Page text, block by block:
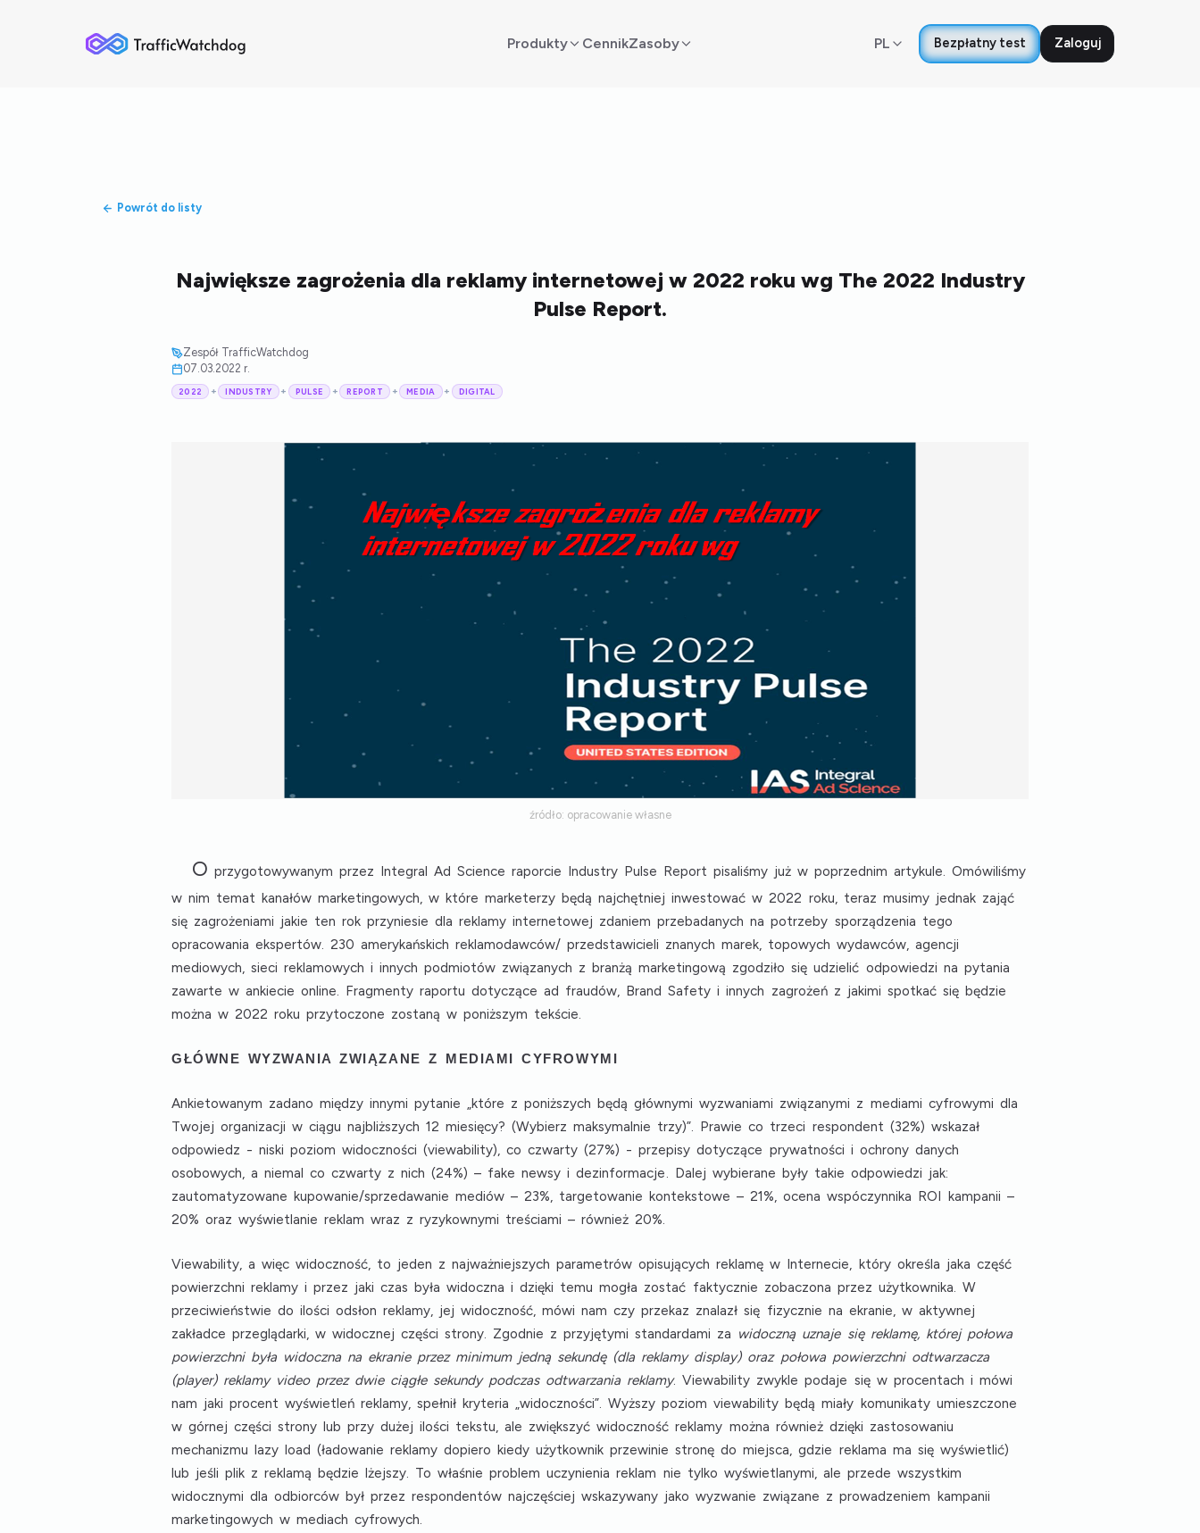
Produkty CennikZasoby PL Bezpłatny test Zaloguj
Powrót do listy
Największe zagrożenia dla reklamy internetowej w 2022 roku wg The 2022 Industry
Pulse Report.
Zespół TrafficWatchdog
07.03.2022 r.
2022 + INDUSTRY + PULSE + REPORT + MEDIA + DIGITAL
źródło: opracowanie własne
O przygotowywanym przez Integral Ad Science raporcie Industry Pulse Report pisaliśmy już w poprzednim artykule. Omówiliśmy
w nim temat kanałów marketingowych, w które marketerzy będą najchętniej inwestować w 2022 roku, teraz musimy jednak zająć
się zagrożeniami jakie ten rok przyniesie dla reklamy internetowej zdaniem przebadanych na potrzeby sporządzenia tego
opracowania ekspertów. 230 amerykańskich reklamodawców/ przedstawicieli znanych marek, topowych wydawców, agencji
mediowych, sieci reklamowych i innych podmiotów związanych z branżą marketingową zgodziło się udzielić odpowiedzi na pytania
zawarte w ankiecie online. Fragmenty raportu dotyczące ad fraudów, Brand Safety i innych zagrożeń z jakimi spotkać się będzie
można w 2022 roku przytoczone zostaną w poniższym tekście.
GŁÓWNE WYZWANIA ZWIĄZANE Z MEDIAMI CYFROWYMI
Ankietowanym zadano między innymi pytanie „które z poniższych będą głównymi wyzwaniami związanymi z mediami cyfrowymi dla
Twojej organizacji w ciągu najbliższych 12 miesięcy? (Wybierz maksymalnie trzy)”. Prawie co trzeci respondent (32%) wskazał
odpowiedz -niski poziom widoczności (viewability), co czwarty (27%) -przepisy dotyczące prywatności i ochrony danych
osobowych, a niemal co czwarty z nich (24%) – fake newsy i dezinformacje. Dalej wybierane były takie odpowiedzi jak:
zautomatyzowane kupowanie/sprzedawanie mediów – 23%, targetowanie kontekstowe – 21%,ocena wspóczynnika ROI kampanii –
20% orazwyświetlanie reklam wraz z ryzykownymi treściami – również 20%.
Viewability, a więc widoczność, to jeden z najważniejszych parametrów opisujących reklamę w Internecie, który określa jaka część
powierzchni reklamy i przez jaki czas była widoczna i dzięki temu mogła zostać faktycznie zobaczona przez użytkownika. W
przeciwieństwie do ilości odsłon reklamy, jej widoczność, mówi nam czy przekaz znalazł się fizycznie na ekranie, w aktywnej
zakładce przeglądarki, w widocznej części strony. Zgodnie z przyjętymi standardami za widoczną uznaje się reklamę, której połowa
powierzchni była widoczna na ekranie przez minimum jedną sekundę (dla reklamy display) oraz połowa powierzchni odtwarzacza
(player) reklamy video przez dwie ciągłe sekundy podczas odtwarzania reklamy. Viewability zwykle podaje się w procentach i mówi
nam jaki procent wyświetleń reklamy, spełnił kryteria „widoczności”. Wyższy poziom viewability będą miały komunikaty umieszczone
w górnej części strony lub przy dużej ilości tekstu, ale zwiększyć widoczność reklamy można również dzięki zastosowaniu
mechanizmu lazy load (ładowanie reklamy dopiero kiedy użytkownik przewinie stronę do miejsca, gdzie reklama ma się wyświetlić)
lub jeśli plik z reklamą będzie lżejszy. To właśnieproblem uczynienia reklam nie tylko wyświetlanymi, ale przede wszystkim
widocznymi dla odbiorców był przez respondentów najczęściej wskazywany jako wyzwanie związane z prowadzeniem kampanii
marketingowych w mediach cyfrowych.